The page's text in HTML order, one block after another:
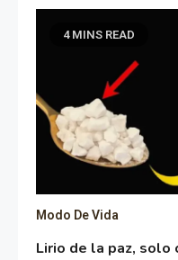
4 MINS READ
Modo De Vida
Lirio de la paz,